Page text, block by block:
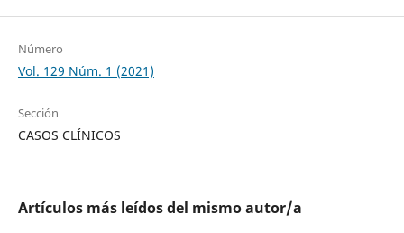
Número
Vol. 129 Núm. 1 (2021)
Sección
CASOS CLÍNICOS
Artículos más leídos del mismo autor/a